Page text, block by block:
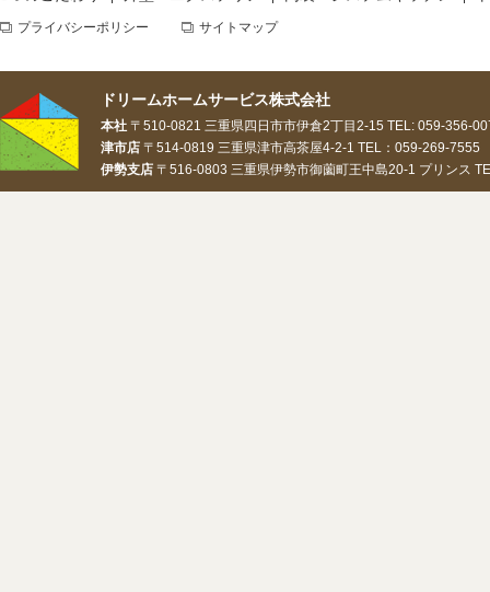
プライバシーポリシー サイトマップ
ドリームホームサービス株式会社
本社 〒510-0821 三重県四日市市伊倉2丁目2-15 TEL: 059-356-
津市店 〒514-0819 三重県津市高茶屋4-2-1 TEL：059-269-
伊勢支店 〒516-0803 三重県伊勢市御薗町王中島20-1 プリンス